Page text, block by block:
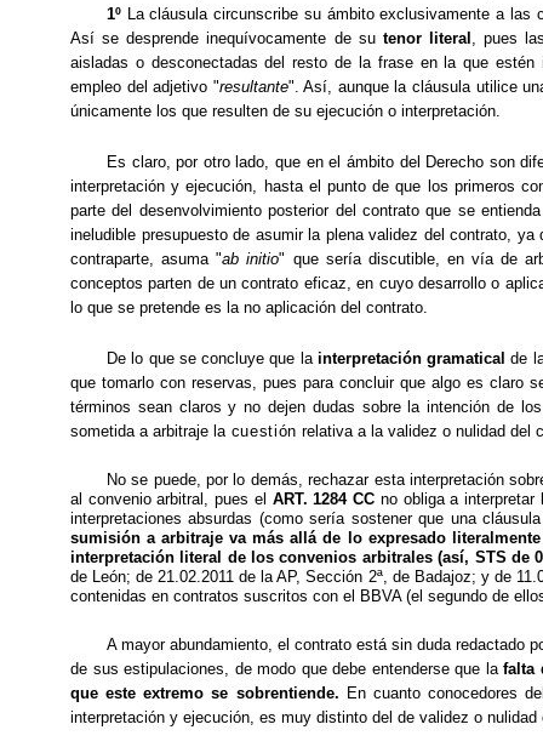
1º La cláusula circunscribe su ámbito exclusivamente a las
Así se desprende inequívocamente de su tenor literal , pues
aisladas o desconectadas del resto de la frase en la que
empleo del adjetivo "resultante". Así, aunque la cláusula utilice
únicamente los que resulten de su ejecución o interpretación.
Es claro, por otro lado, que en el ámbito del Derecho son
interpretación y ejecución, hasta el punto de que los primeros
parte del desenvolvimiento posterior del contrato que se
ineludible presupuesto de asumir la plena validez del contrato,
contraparte, asuma "ab initio" que sería discutible, en vía de
conceptos parten de un contrato eficaz, en cuyo desarrollo o
lo que se pretende es la no aplicación del contrato.
De lo que se concluye que la interpretación gramatical de
que tomarlo con reservas, pues para concluir que algo es claro
términos sean claros y no dejen dudas sobre la intención de
sometida a arbitraje la cuestión relativa a la validez o nulidad del
No se puede, por lo demás, rechazar esta interpretación
al convenio arbitral, pues el ART. 1284 CC no obliga a
interpretaciones absurdas (como sería sostener que una
sumisión a arbitraje va más allá de lo expresado
interpretación literal de los convenios arbitrales (así, STS de
de León; de 21.02.2011 de la AP, Sección 2ª, de Badajoz; y de
contenidas en contratos suscritos con el BBVA (el segundo de
A mayor abundamiento, el contrato está sin duda redactado
de sus estipulaciones, de modo que debe entenderse que lafalta
que este extremo se sobrentiende. En cuanto conocedores
interpretación y ejecución, es muy distinto del de validez o